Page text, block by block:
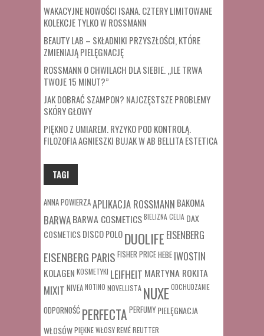
WAKACYJNE NOWOŚCI ISANA. CZTERY LIMITOWANE
KOLEKCJE TYLKO W ROSSMANN
BEAUTY LAB – SKŁADNIKI PRZYSZŁOŚCI, KTÓRE
ZMIENIAJĄ PIELĘGNACJĘ
ROSSMANN O CHWILACH DLA SIEBIE. „ILE TRWA
TWOJE 15 MINUT?”
JAK DOBRAĆ SZAMPON? NAJCZĘSTSZE PROBLEMY
SKÓRY GŁOWY
PIĘKNO Z UMIAREM. RYZYKO POD KONTROLĄ.
FILOZOFIA AGNIESZKI BUJAK W AB BELLITA ESTETICA
TAGI
ANNA POWIERZAAPLIKACJA ROSSMANN BAKOMA
BARWABARWA COSMETICSBIELIZNA CELIA DAX
COSMETICSDISCO POLODUOLIFE EISENBERG
EISENBERG PARIS FISHER PRICEHEBE IWOSTIN
KOLAGEN KOSMETYKI LEIFHEIT MARTYNA ROKITA
MIXIT NIVEANOTINO NOVELLISTA NUXEODCHUDZANIE
ODPORNOŚĆ PERFECTA PERFUMY PIELĘGNACJA
WŁOSÓWPIĘKNE WŁOSYREMÉREUTTER